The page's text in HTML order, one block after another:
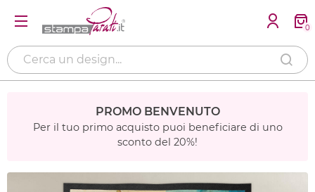
0
PROMO BENVENUTO
Per il tuo primo acquisto puoi beneficiare di uno
sconto del 20%!